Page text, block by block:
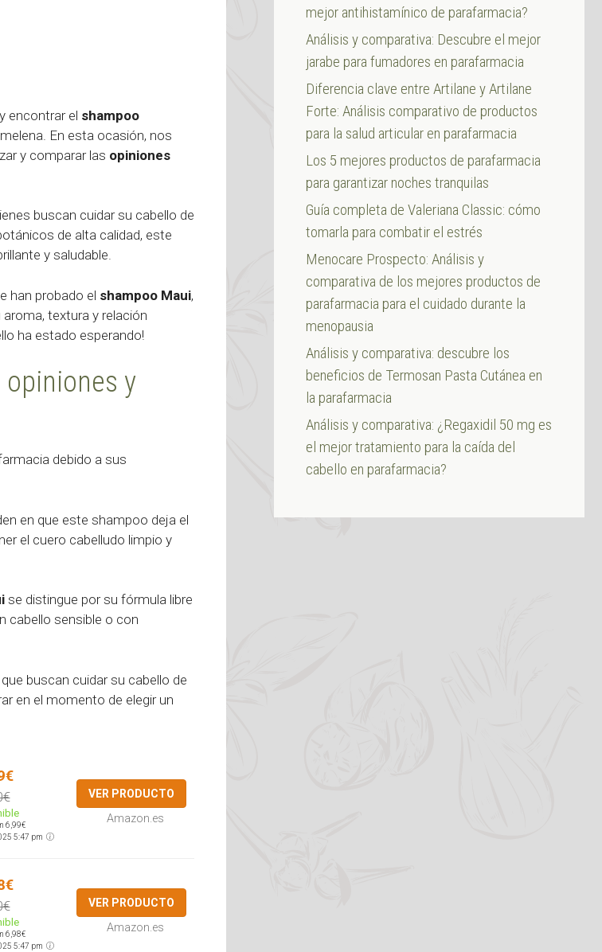
encontrar el shampoo
En esta ocasión, nos
y comparar las opiniones
buscan cuidar su cabello de
de alta calidad, este
y saludable.
han probado el shampoo Maui,
textura y relación
ha estado esperando!
y
debido a sus
en que este shampoo deja el
el cuero cabelludo limpio y
se distingue por su fórmula libre
cabello sensible o con
buscan cuidar su cabello de
en el momento de elegir un
6,99€
5:47 pm
VER PRODUCTO
Amazon.es
6,98€
5:47 pm
VER PRODUCTO
Amazon.es
mejor antihistamínico de parafarmacia?
Análisis y comparativa: Descubre el mejor
jarabe para fumadores en parafarmacia
Diferencia clave entre Artilane y Artilane
Forte: Análisis comparativo de productos
para la salud articular en parafarmacia
Los 5 mejores productos de parafarmacia
para garantizar noches tranquilas
Guía completa de Valeriana Classic: cómo
tomarla para combatir el estrés
Menocare Prospecto: Análisis y
comparativa de los mejores productos de
parafarmacia para el cuidado durante la
menopausia
Análisis y comparativa: descubre los
beneficios de Termosan Pasta Cutánea en
la parafarmacia
Análisis y comparativa: ¿Regaxidil 50 mg es
el mejor tratamiento para la caída del
cabello en parafarmacia?